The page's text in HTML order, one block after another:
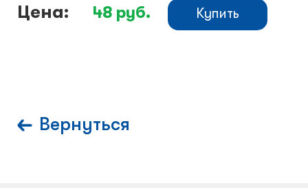
Цена: 48 руб. Купить
Вернуться